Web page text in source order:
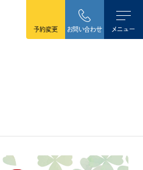
予約変更 お問い合わせ メニュー